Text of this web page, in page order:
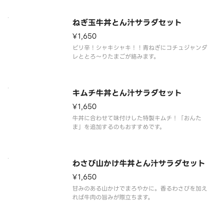
ねぎ玉牛丼とん汁サラダセット
¥1,650
ピリ辛！シャキシャキ！！青ねぎにコチュジャンダ
レととろ～りたまごが絡みます。
キムチ牛丼とん汁サラダセット
¥1,650
牛丼に合わせて味付けした特製キムチ！「おんた
ま」を追加するのもおすすめです。
わさび山かけ牛丼とん汁サラダセット
¥1,650
甘みのある山かけでまろやかに。香るわさびを加え
れば牛肉の旨みが際立ちます。